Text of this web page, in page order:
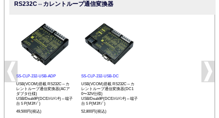
RS232C⇔カレントループ通信変換器
SS-CLP-232-USB-ADP
USB(VCOM)搭載 RS232C⇔カ
レントループ通信変換器(ACア
ダプタ仕様)
USB/Dsub9P(DCE/ﾒｽ/ｲﾝﾁ)⇔端子
台５P(M3ﾈｼﾞ)
49,500円(税込)
SS-CLP-232-USB-DC
USB(VCOM)搭載 RS232C⇔カ
レントループ通信変換器(DC1
0〜32V仕様)
USB/Dsub9P(DCE/ﾒｽ/ｲﾝﾁ)⇔端子
台５P(M3ﾈｼﾞ)
52,800円(税込)